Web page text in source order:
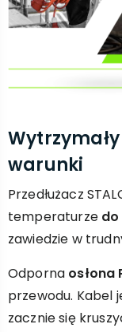
warunki
Przedłużacz
temperaturze do
zawiedzie w
Odporna osłona
przewodu. Kabel
zacznie się